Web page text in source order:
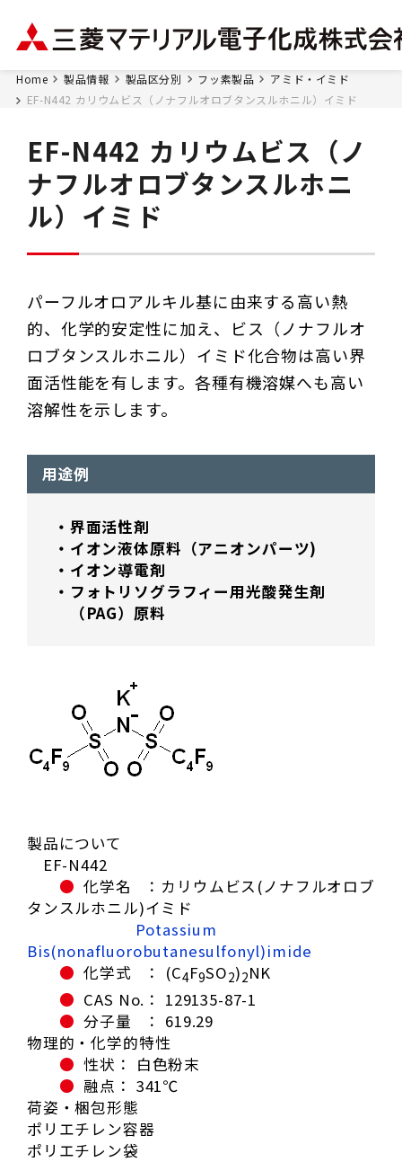
Home 製品情報 製品区分別 フッ素製品
アミド・イミド
EF-N442 カリウムビス（ノナフルオロブタンスルホニル）イミド
EF-N442 カリウムビス（ノ
ナフルオロブタンスルホニ
ル）イミド
パーフルオロアルキル基に由来する高い熱
的、化学的安定性に加え、ビス（ノナフルオ
ロブタンスルホニル）イミド化合物は高い界
面活性能を有します。各種有機溶媒へも高い
溶解性を示します。
用途例
界面活性剤
イオン液体原料（アニオンパーツ)
イオン導電剤
フォトリソグラフィー用光酸発生剤
（PAG）原料
製品について
EF-N442
● 化学名 ：カリウムビス(ノナフルオロブ
タンスルホニル)イミド
Potassium
Bis(nonafluorobutanesulfonyl)imide
● 化学式 ： (C4F9SO2)2NK
● CAS No.： 129135-87-1
● 分子量 ： 619.29
物理的・化学的特性
● 性状： 白色粉末
● 融点： 341℃
荷姿・梱包形態
ポリエチレン容器
ポリエチレン袋